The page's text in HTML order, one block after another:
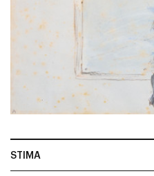
STIMA